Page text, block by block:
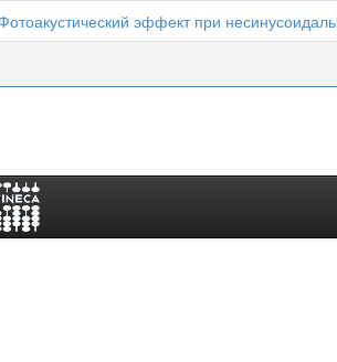
эффект при